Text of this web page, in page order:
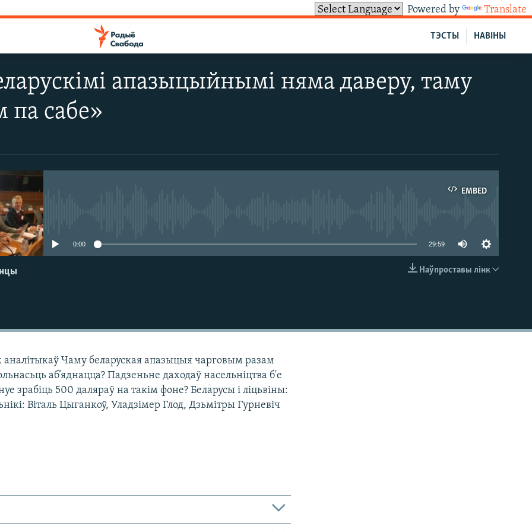
Powered by Translate
НАВІНЫ
ТЭСТЫ
апазыцыйнымі няма даверу, таму
сабе»
EMBED
0:00 29:59
Наўпроставы лінк
аналітыкаў Чаму беларуская апазыцыя чарговым разам
аб’яднацца? Падзеньне даходаў насельніцтва б'е
зрабіць 500 даляраў на такім фоне? Беларусы і ліцьвіны:
Віталь Цыганкоў, Уладзімер Глод, Дзьмітры Гурневіч